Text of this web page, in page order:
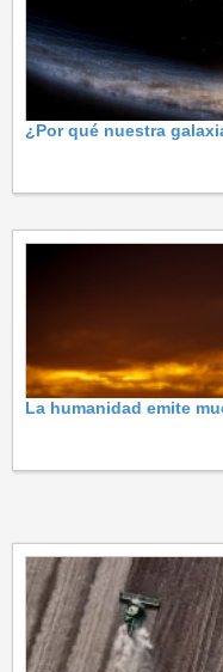
¿Por qué nuestra
La humanidad emite